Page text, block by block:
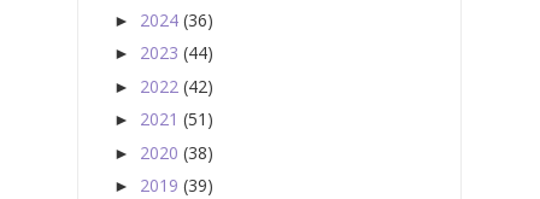
► 2024 (36)
► 2023 (44)
► 2022 (42)
► 2021 (51)
► 2020 (38)
► 2019 (39)